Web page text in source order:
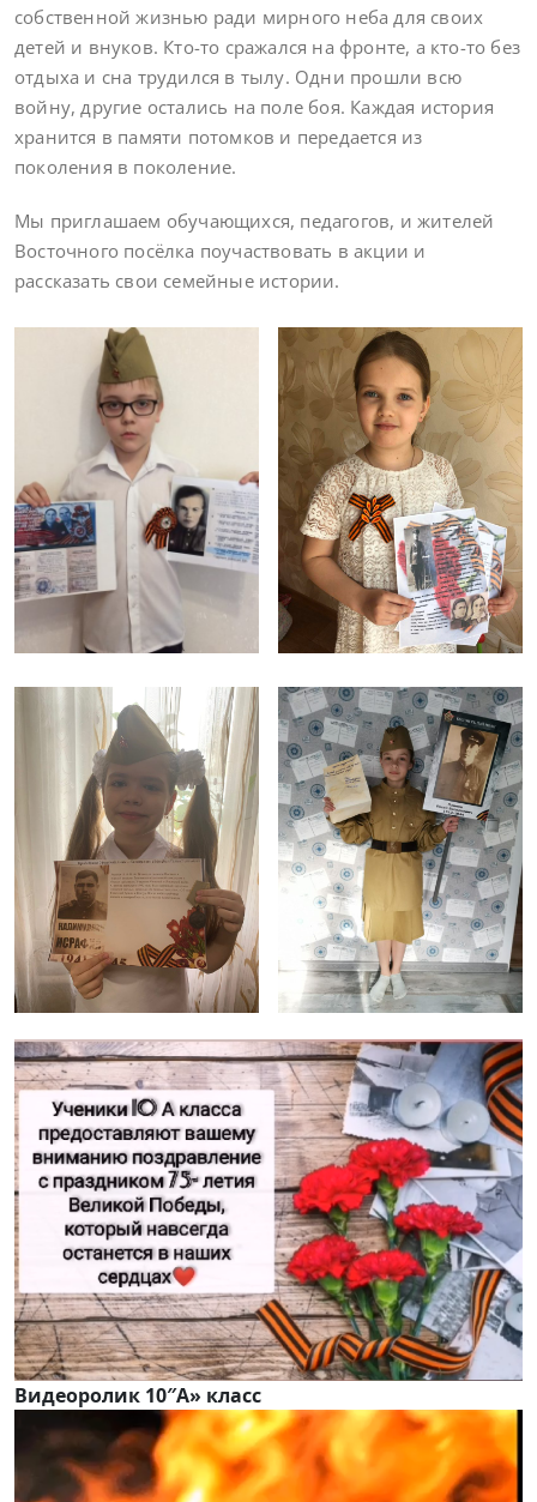
собственной жизнью ради мирного неба для своих
детей и внуков. Кто-то сражался на фронте, а кто-то без
отдыха и сна трудился в тылу. Одни прошли всю
войну, другие остались на поле боя. Каждая история
хранится в памяти потомков и передается из
поколения в поколение.
Мы приглашаем обучающихся, педагогов, и жителей
Восточного посёлка поучаствовать в акции и
рассказать свои семейные истории.
Видеоролик 10″А» класс